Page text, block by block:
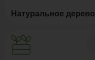
Натуральное дерево